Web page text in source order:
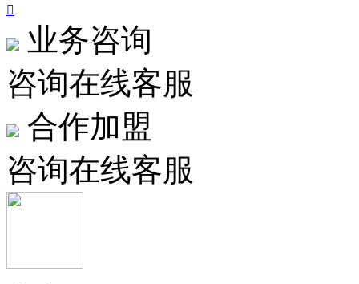

业务咨询
咨询在线客服
合作加盟
咨询在线客服